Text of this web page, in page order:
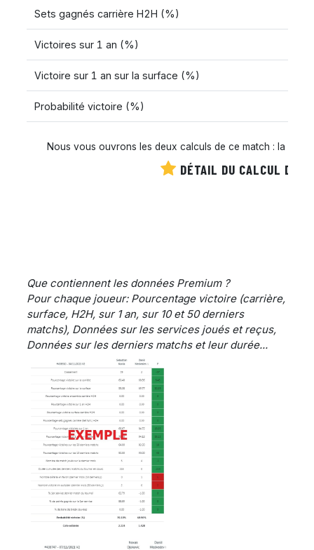
Sets gagnés carrière H2H (%)
Victoires sur 1 an (%)
Victoire sur 1 an sur la surface (%)
Probabilité victoire (%)
Nous vous ouvrons les deux calculs de ce match : la
DÉTAIL DU CALCUL DE
Que contiennent les données Premium ?
Pour chaque joueur: Pourcentage victoire (carrière,
surface, H2H, sur 1 an, sur 10 et 50 derniers
matchs), Données sur les services joués et reçus,
Données sur les derniers matchs et leur durée...